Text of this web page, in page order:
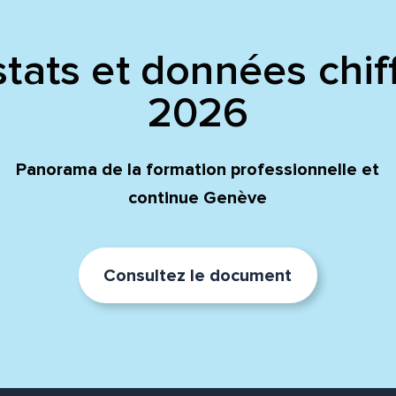
et données
2026
Panorama de la formation professionnelle et
continue Genève
Consultez le document